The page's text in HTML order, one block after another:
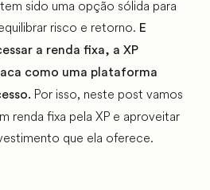
sido uma opção sólida para
risco e retorno. E
a renda fixa, a XP
como uma plataforma
Por isso, neste post vamos
renda fixa pela XP e aproveitar
que ela oferece.